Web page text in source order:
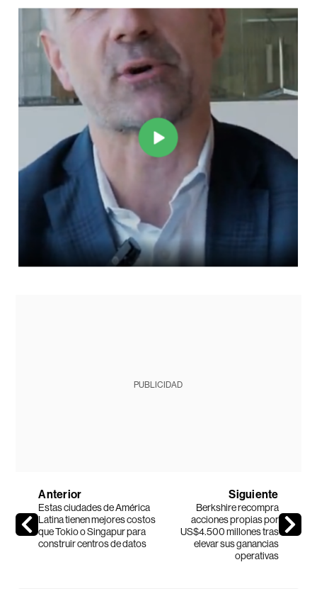
PUBLICIDAD
Anterior
Estas ciudades de América
Latina tienen mejores costos
que Tokio o Singapur para
construir centros de datos
Siguiente
Berkshire recompra
acciones propias por
US$4.500 millones tras
elevar sus ganancias
operativas